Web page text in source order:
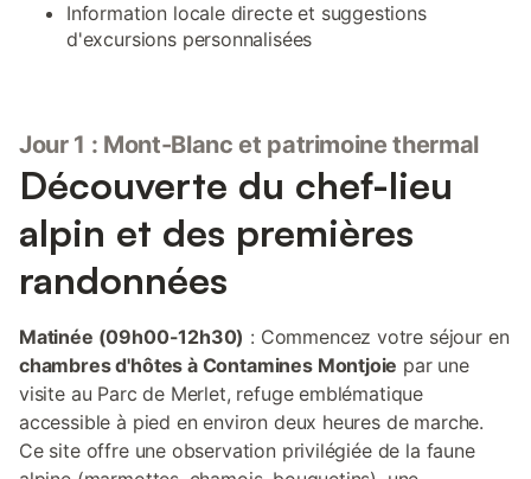
Information locale directe et suggestions
d'excursions personnalisées
Jour 1 : Mont-Blanc et patrimoine thermal
Découverte du chef-lieu
alpin et des premières
randonnées
Matinée (09h00-12h30) : Commencez votre séjour en
chambres d'hôtes à Contamines Montjoie par une
visite au Parc de Merlet, refuge emblématique
accessible à pied en environ deux heures de marche.
Ce site offre une observation privilégiée de la faune